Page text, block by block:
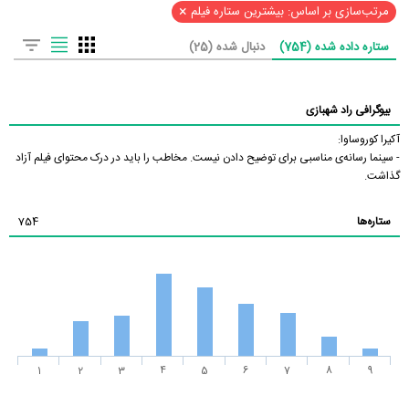
مرتب‌سازی بر اساس: بیشترین ستاره فیلم ×
ستاره داده شده (754) دنبال شده (25)
بیوگرافی راد شهبازی
آکیرا کوروساوا:
- سینما رسانه‌ی مناسبی برای توضیح دادن نیست. مخاطب را باید در درک محتوای فیلم آزاد
گذاشت.
ستاره‌ها 754
1 2 3 4 5 6 7 8 9